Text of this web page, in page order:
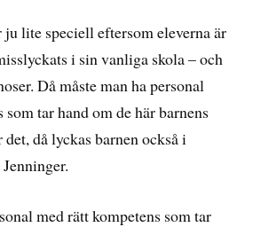
ju lite speciell eftersom eleverna är
i sin vanliga skola – och
Då måste man ha personal
som tar hand om de här barnens
det, då lyckas barnen också i
med rätt kompetens som tar